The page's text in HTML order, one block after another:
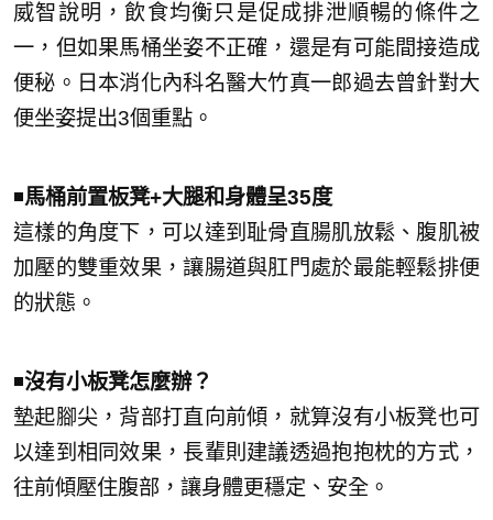
威智說明，飲食均衡只是促成排泄順暢的條件之
一，但如果馬桶坐姿不正確，還是有可能間接造成
便秘。日本消化內科名醫大竹真一郎過去曾針對大
便坐姿提出3個重點。
◾馬桶前置板凳+大腿和身體呈35度
這樣的角度下，可以達到耻骨直腸肌放鬆、腹肌被
加壓的雙重效果，讓腸道與肛門處於最能輕鬆排便
的狀態。
◾沒有小板凳怎麼辦？
墊起腳尖，背部打直向前傾，就算沒有小板凳也可
以達到相同效果，長輩則建議透過抱抱枕的方式，
往前傾壓住腹部，讓身體更穩定、安全。